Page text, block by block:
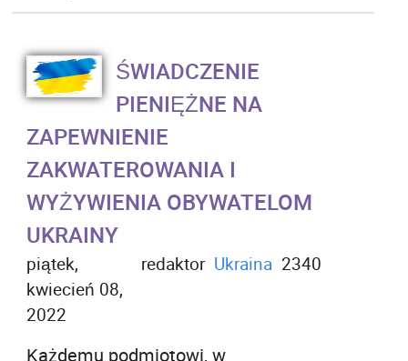
ŚWIADCZENIE
PIENIĘŻNE NA
ZAPEWNIENIE
ZAKWATEROWANIA I
WYŻYWIENIA OBYWATELOM
UKRAINY
piątek,
kwiecień 08,
2022
redaktor Ukraina 2340
Każdemu podmiotowi, w